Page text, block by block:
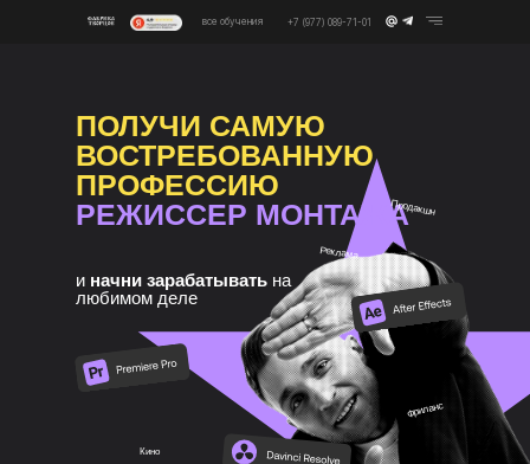
все обучения +7 (977) 089-71-01
ПОЛУЧИ САМУЮ
ВОСТРЕБОВАННУЮ
ПРОФЕССИЮ
РЕЖИССЕР МОНТАЖА
и начни зарабатывать на
любимом деле